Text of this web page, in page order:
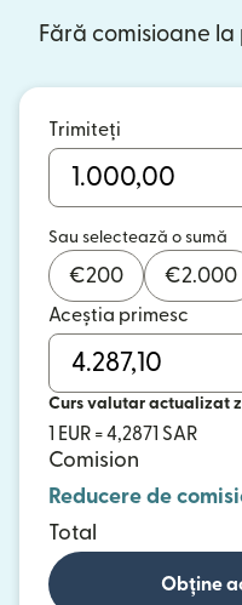
Fără comisioane
Trimiteți
Sau selectează o sumă
€200 €2.000
Aceștia primesc
Curs valutar actualizat
1 EUR = 4,2871 SAR
Comision
Reducere de
Total
Obține